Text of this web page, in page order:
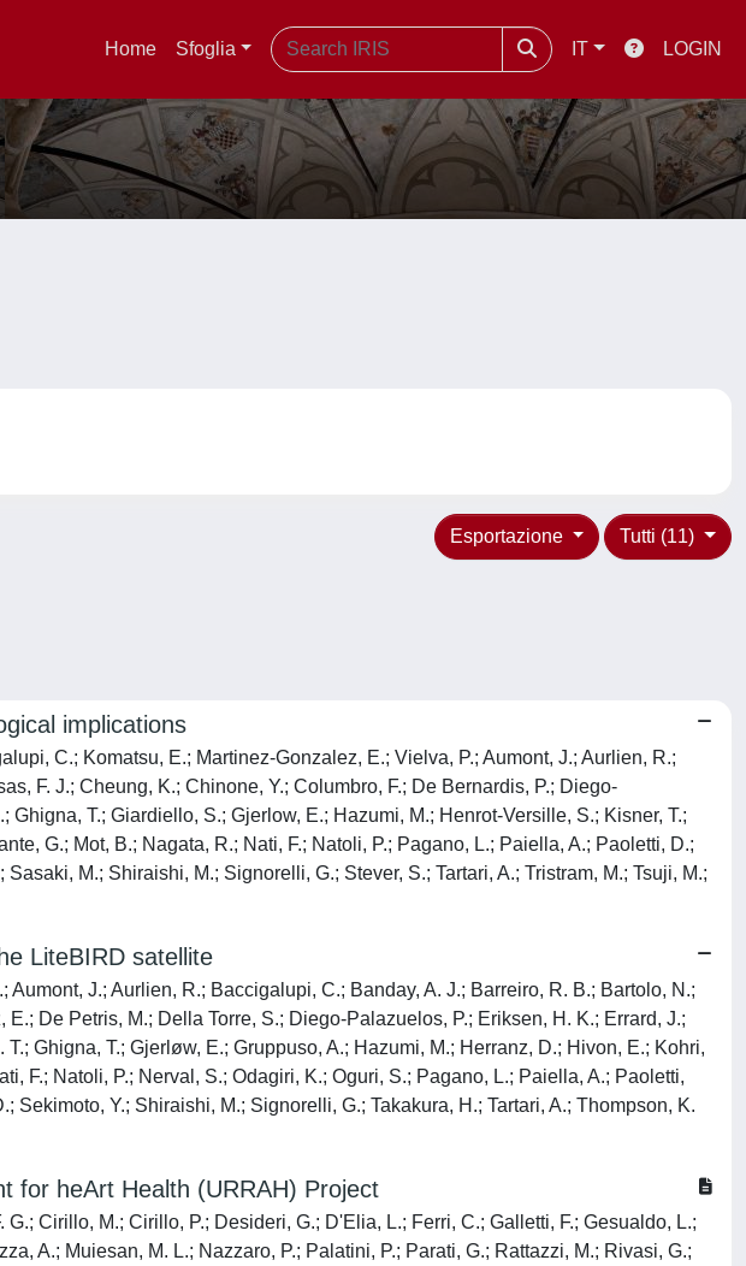
Home Sfoglia IT LOGIN
Tutti (11)
Esportazione
implications
C.; Komatsu, E.; Martinez-Gonzalez, E.; Vielva, P.; Aumont, J.; Aurlien, R.;
F. J.; Cheung, K.; Chinone, Y.; Columbro, F.; De Bernardis, P.; Diego-
T.; Giardiello, S.; Gjerlow, E.; Hazumi, M.; Henrot-Versille, S.; Kisner, T.;
G.; Mot, B.; Nagata, R.; Nati, F.; Natoli, P.; Pagano, L.; Paiella, A.; Paoletti, D.;
M.; Shiraishi, M.; Signorelli, G.; Stever, S.; Tartari, A.; Tristram, M.; Tsuji, M.;
LiteBIRD satellite
J.; Aurlien, R.; Baccigalupi, C.; Banday, A. J.; Barreiro, R. B.; Bartolo, N.;
De Petris, M.; Della Torre, S.; Diego-Palazuelos, P.; Eriksen, H. K.; Errard, J.;
Ghigna, T.; Gjerløw, E.; Gruppuso, A.; Hazumi, M.; Herranz, D.; Hivon, E.; Kohri,
F.; Natoli, P.; Nerval, S.; Odagiri, K.; Oguri, S.; Pagano, L.; Paiella, A.; Paoletti,
Y.; Shiraishi, M.; Signorelli, G.; Takakura, H.; Tartari, A.; Thompson, K.
for heArt Health (URRAH) Project
Cirillo, M.; Cirillo, P.; Desideri, G.; D'Elia, L.; Ferri, C.; Galletti, F.; Gesualdo, L.;
A.; Muiesan, M. L.; Nazzaro, P.; Palatini, P.; Parati, G.; Rattazzi, M.; Rivasi, G.;